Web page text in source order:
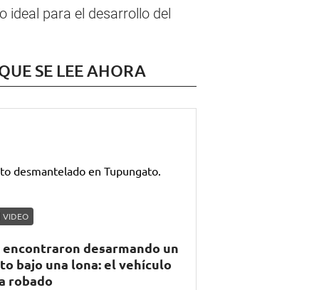
ideal para el desarrollo del
SE LEE AHORA
VIDEO
encontraron desarmando un
bajo una lona: el vehículo
robado